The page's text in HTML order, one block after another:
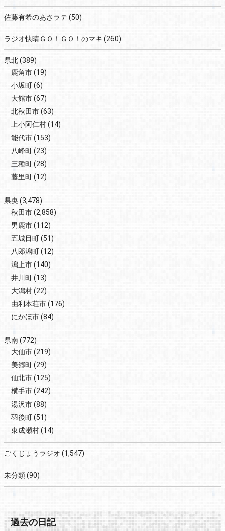
佐藤有希のあさラテ (50)
ラジオ快晴ＧＯ！ＧＯ！のマキ (260)
県北(389)
鹿角市(19)
小坂町(6)
大館市(67)
北秋田市(63)
上小阿仁村(14)
能代市(153)
八峰町(23)
三種町(28)
藤里町(12)
県央 (3,478)
秋田市(2,858)
男鹿市(112)
五城目町(51)
八郎潟町(12)
潟上市(140)
井川町(13)
大潟村(22)
由利本荘市(176)
にかほ市(84)
県南(772)
大仙市(219)
美郷町(29)
仙北市(125)
横手市(242)
湯沢市(88)
羽後町(51)
東成瀬村(14)
ごくじょうラジオ (1,547)
未分類(90)
過去の日記